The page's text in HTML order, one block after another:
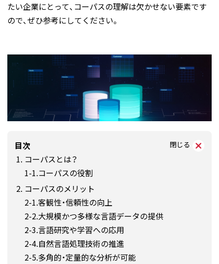
たい企業にとって、コーパスの理解は欠かせない要素です
ので、ぜひ参考にしてください。
閉じる
目次
コーパスとは？
コーパスの役割
コーパスのメリット
客観性・信頼性の向上
大規模かつ多様な言語データの提供
言語研究や学習への応用
自然言語処理技術の推進
多角的・定量的な分析が可能